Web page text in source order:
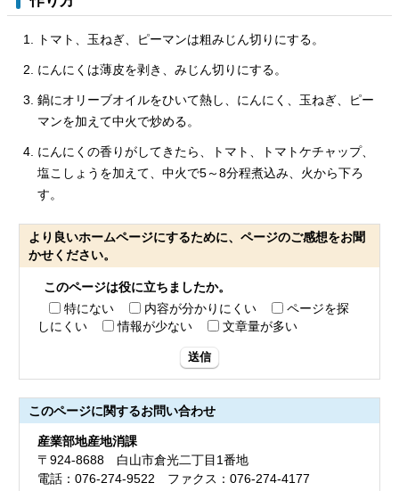
トマト、玉ねぎ、ピーマンは粗みじん切りにする。
にんにくは薄皮を剥き、みじん切りにする。
鍋にオリーブオイルをひいて熱し、にんにく、玉ねぎ、ピー
マンを加えて中火で炒める。
にんにくの香りがしてきたら、トマト、トマトケチャップ、
塩こしょうを加えて、中火で5～8分程煮込み、火から下ろ
す。
より良いホームページにするために、ページのご感想をお聞
かせください。
このページは役に立ちましたか。
特にない
内容が分かりにくい
ページを探
しにくい
情報が少ない 文章量が多い
送信
このページに関するお問い合わせ
産業部地産地消課
〒924-8688 白山市倉光二丁目1番地
電話：076-274-9522 ファクス：076-274-4177